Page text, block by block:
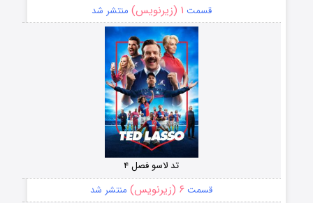
قسمت ۱ (زیرنویس) منتشر شد
تد لاسو فصل ۴
قسمت ۶ (زیرنویس) منتشر شد